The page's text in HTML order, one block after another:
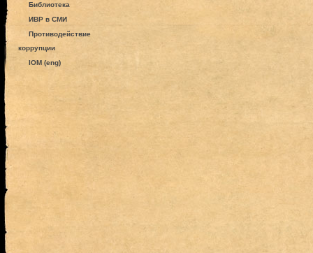
Библиотека
ИВР в СМИ
Противодействие
коррупции
IOM (eng)